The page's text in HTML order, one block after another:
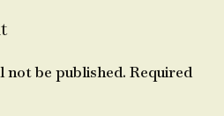
not be published. Required